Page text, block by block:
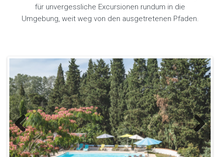
für unvergessliche Excursionen rundum in die
Umgebung, weit weg von den ausgetretenen Pfaden.
Previous Next